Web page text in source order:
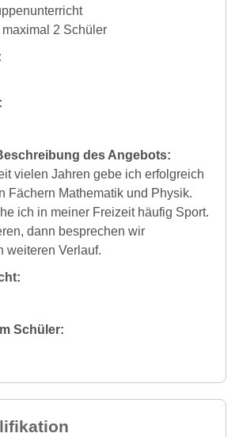
2 Schüler
des Angebots:
vielen Jahren gebe ich erfolgreich
Fächern Mathematik und Physik.
ich in meiner Freizeit häufig Sport.
dann besprechen wir
weiteren Verlauf.
Schüler: